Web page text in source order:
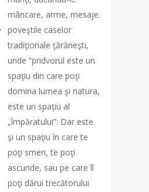
mâncare, arme, mesaje.
poveştile caselor
tradiţionale ţărăneşti,
unde “pridvorul este un
spaţiu din care poţi
domina lumea şi natura,
este un spaţiu al
„împăratului”. Dar este
şi un spaţiu în care te
poţi smeri, te poţi
ascunde, sau pe care îl
poţi dărui trecătorului